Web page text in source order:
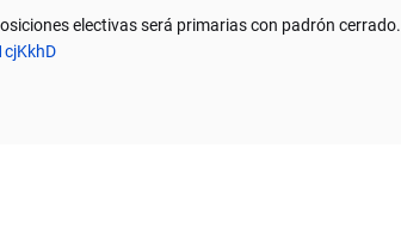
electivas será primarias con padrón cerrado.